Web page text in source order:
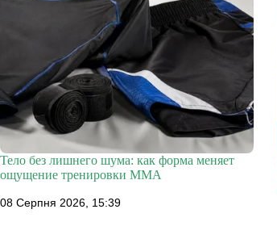
Тело без лишнего шума: как форма меняет
ощущение тренировки ММА
08 Серпня 2026, 15:39